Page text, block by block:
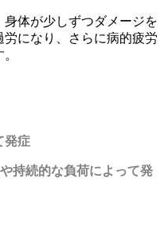
体が少しずつダメージを
になり、さらに病的疲労
発症
持続的な負荷によって発